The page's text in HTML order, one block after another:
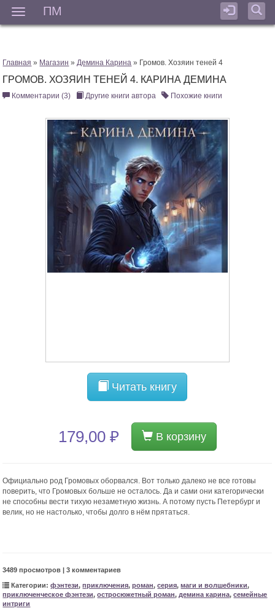
ПМ
Главная » Магазин »Демина Карина » Громов. Хозяин теней 4
ГРОМОВ. ХОЗЯИН ТЕНЕЙ 4. КАРИНА ДЕМИНА
Комментарии (3) Другие книги автора Похожие книги
Читать книгу
179,00 ₽ В корзину
Официально род Громовых оборвался. Вот только далеко не все готовы
поверить, что Громовых больше не осталось. Да и сами они категорически
не способны вести тихую незаметную жизнь. А потому пусть Петербург и
велик, но не настолько, чтобы долго в нём прятаться.
3489 просмотров | 3 комментариев
Категории:фэнтези,приключения,роман,серия,маги и волшебники,
приключенческое фэнтези,остросюжетный роман, демина карина,семейные
интриги